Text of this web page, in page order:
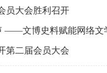
员大会胜利召开
——文博史料赋能网络文
第二届会员大会